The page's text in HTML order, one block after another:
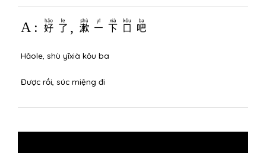
A : 好了, 漱一下口吧
Hǎole, shù yīxià kǒu ba
Được rồi, súc miệng đi